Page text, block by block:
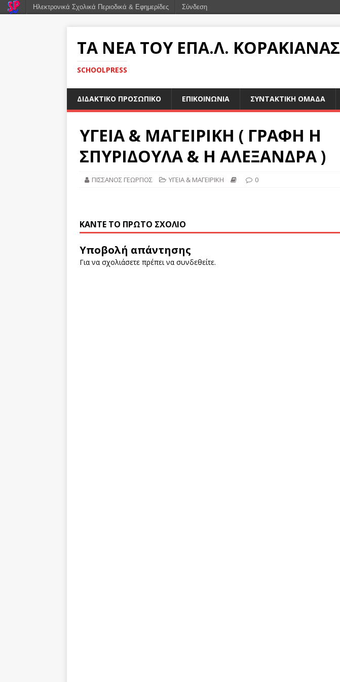
ΤΑ ΝΕΑ ΤΟΥ ΕΠΑ.Λ. ΚΟΡΑΚΙΑΝΑΣ
SCHOOLPRESS
ΔΙΔΑΚΤΙΚΟ ΠΡΟΣΩΠΙΚΟ ΕΠΙΚΟΙΝΩΝΙΑ ΣΥΝΤΑΚΤΙΚΗ ΟΜΑΔΑ
ΥΓΕΙΑ & ΜΑΓΕΙΡΙΚΗ ( ΓΡΑΦΗ Η
ΣΠΥΡΙΔΟΥΛΑ & Η ΑΛΕΞΑΝΔΡΑ )
ΠΙΣΣΑΝΟΣ ΓΕΩΡΓΙΟΣ ΥΓΕΙΑ & ΜΑΓΕΙΡΙΚΗ 0
ΚΆΝΤΕ ΤΟ ΠΡΏΤΟ ΣΧΌΛΙΟ
Υποβολή απάντησης
Για να σχολιάσετε πρέπει να συνδεθείτε.
Ηλεκτρονικά Σχολικά Περιοδικά & Εφημερίδες Σύνδεση